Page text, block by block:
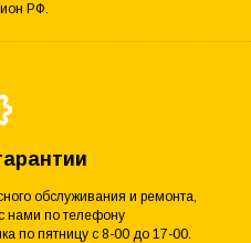
РФ.
обслуживания и ремонта,
нами по телефону
по пятницу с 8-00 до 17-00.